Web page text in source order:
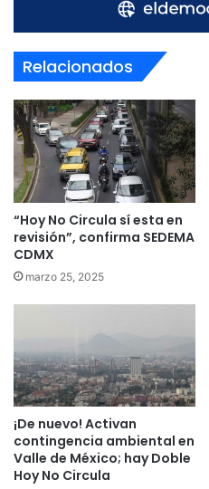
Relacionados
“Hoy No Circula sí esta en
revisión”, confirma SEDEMA
CDMX
marzo 25, 2025
¡De nuevo! Activan
contingencia ambiental en
Valle de México; hay Doble
Hoy No Circula